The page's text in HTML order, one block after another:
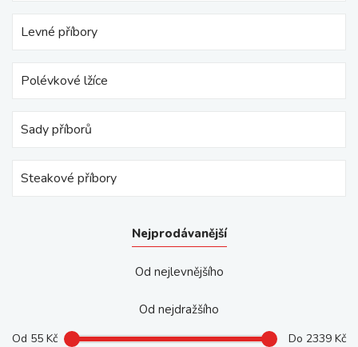
Levné příbory
Polévkové lžíce
Sady příborů
Steakové příbory
Nejprodávanější
Od nejlevnějšího
Od nejdražšího
Od 55 Kč Do 2339 Kč